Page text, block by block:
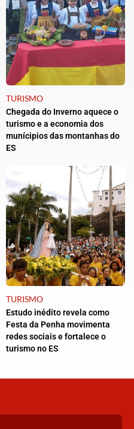
TURISMO
Chegada do Inverno aquece o
turismo e a economia dos
munícipios das montanhas do
ES
TURISMO
Estudo inédito revela como
Festa da Penha movimenta
redes sociais e fortalece o
turismo no ES